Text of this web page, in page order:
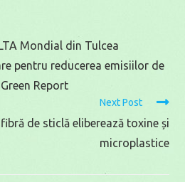
Mondial din Tulcea
pentru reducerea emisiilor de
Report
Next Post
de sticlă eliberează toxine și
microplastice